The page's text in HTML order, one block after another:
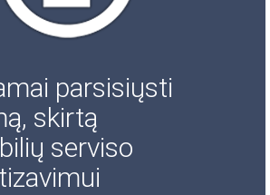
parsisiųsti
skirtą
serviso